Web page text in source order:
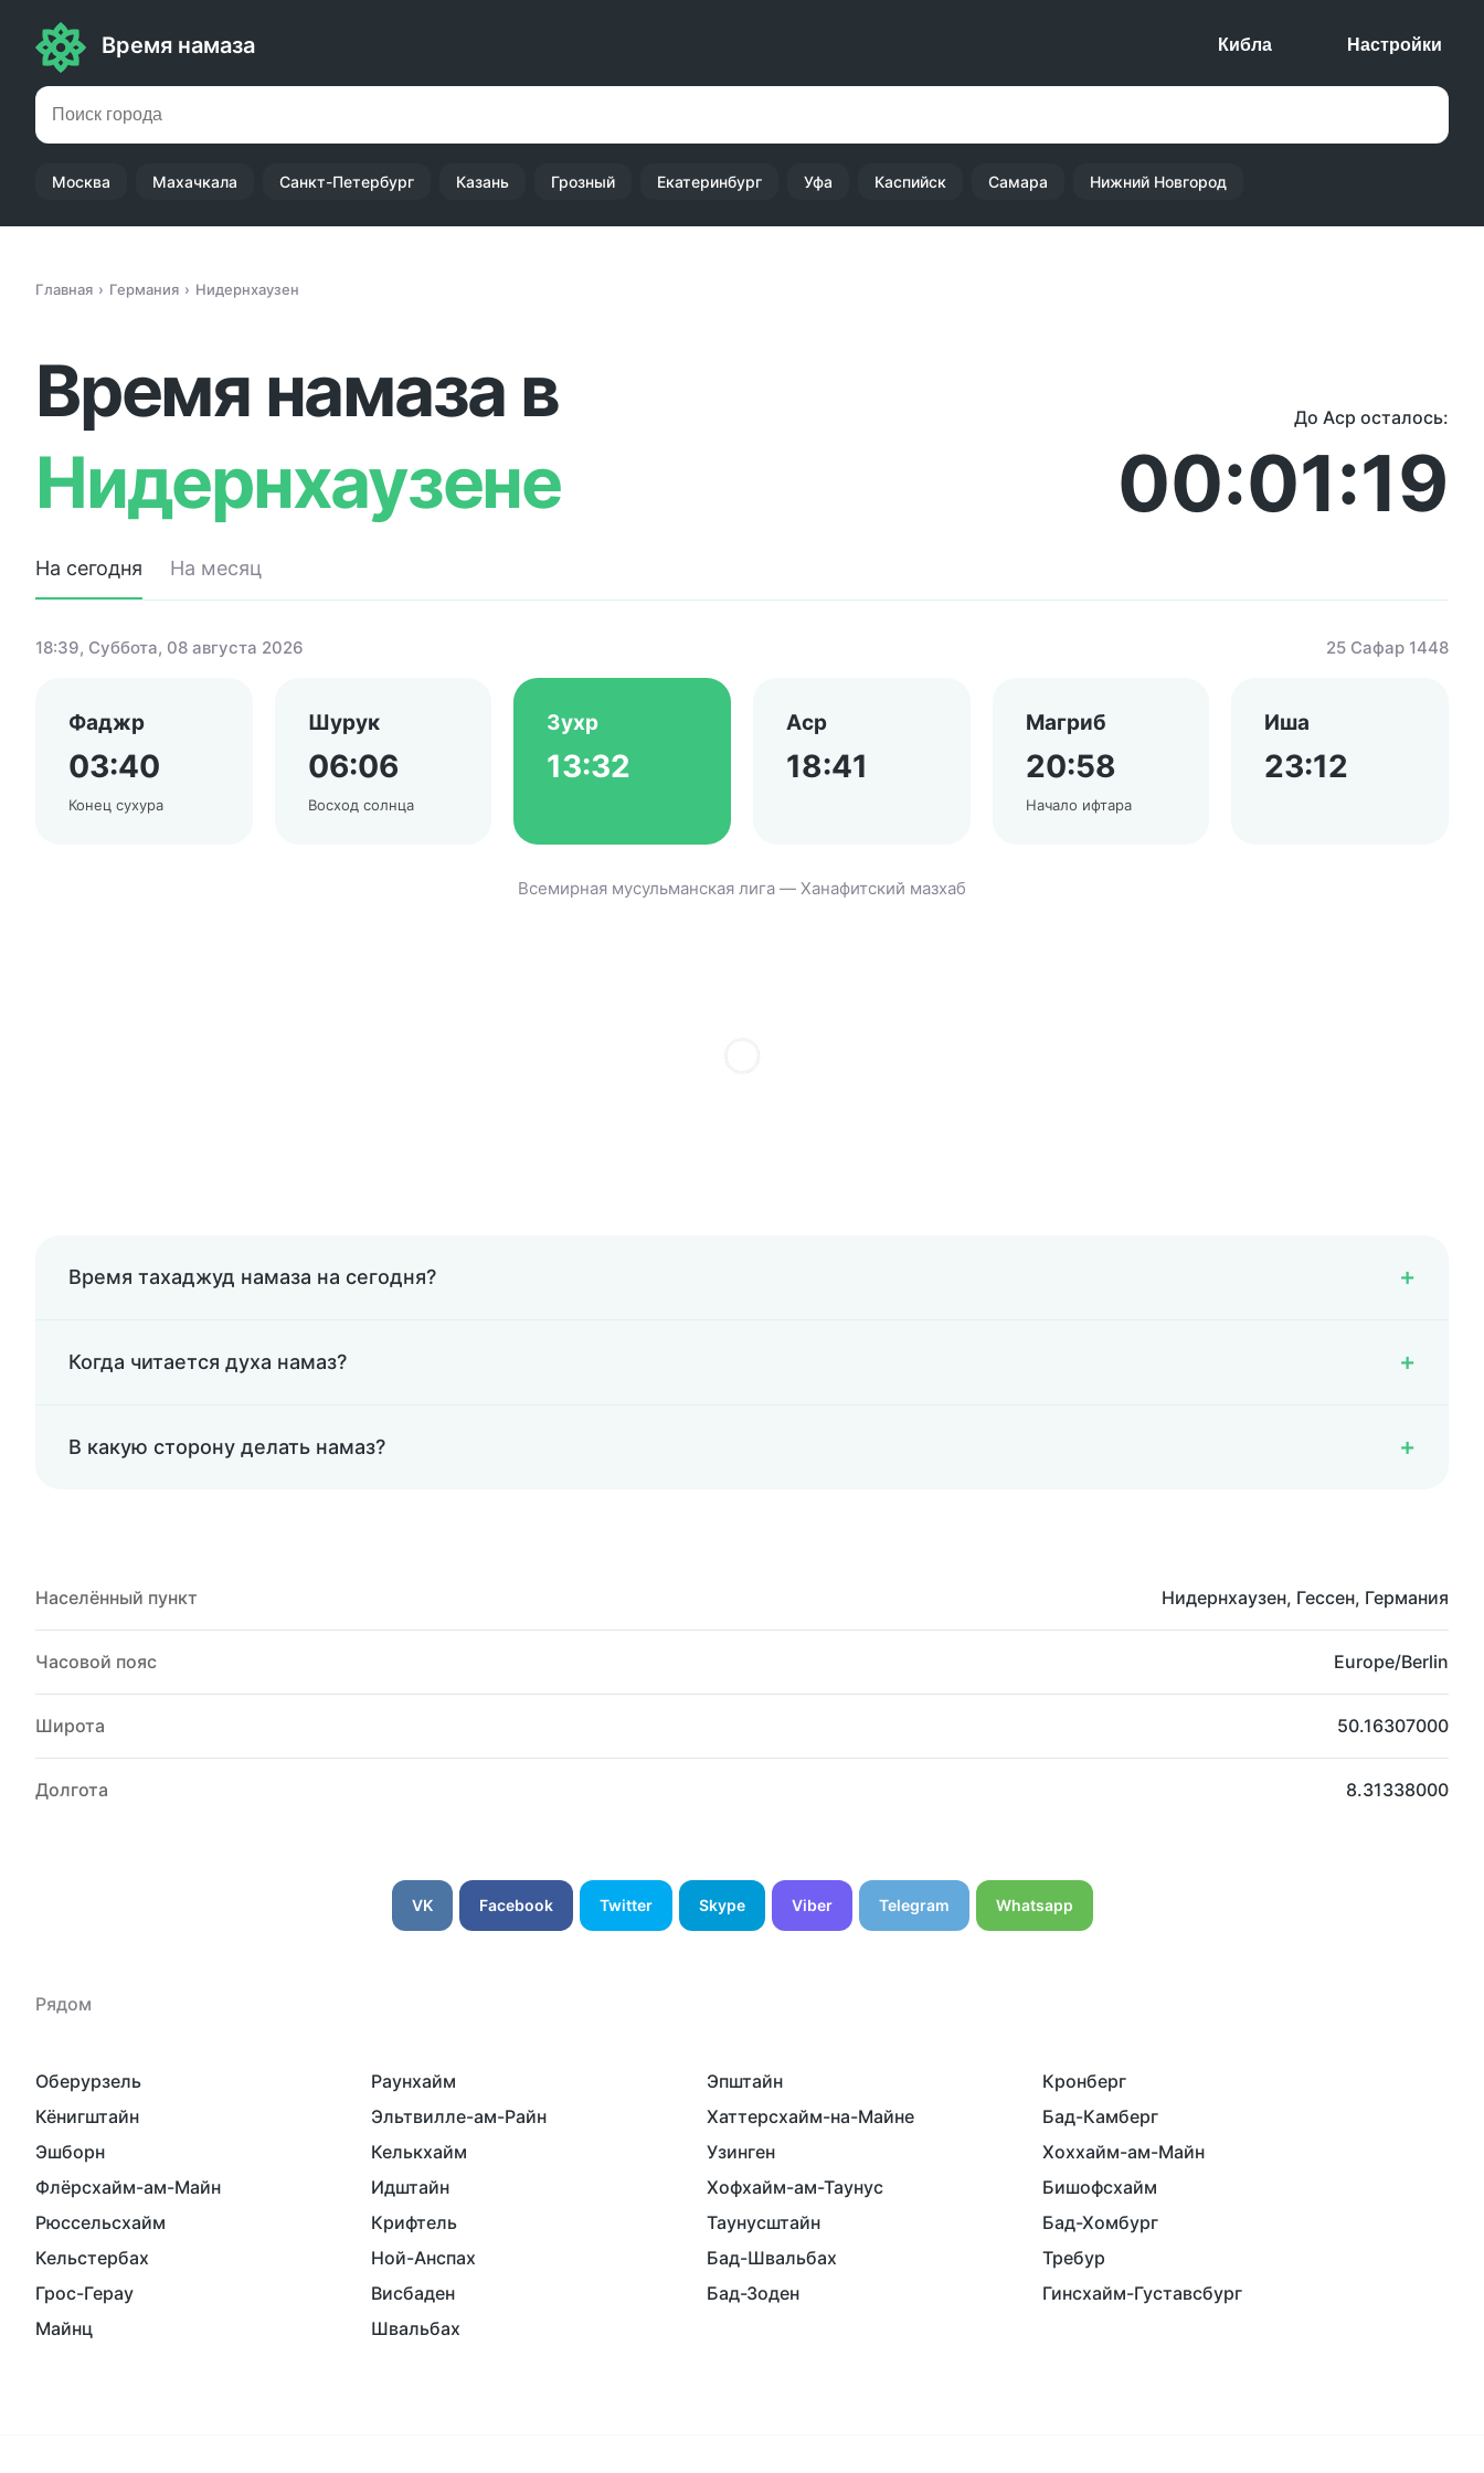
Время намаза Кибла Настройки
Москва Махачкала Санкт-Петербург Казань Грозный Екатеринбург Уфа Каспийск Самара Нижний Новгород
Главная Германия Нидернхаузен
Время намаза в
Нидернхаузене
До Аср осталось:
00:01:19
На сегодня На месяц
18:39, Суббота, 08 августа 2026 25 Сафар 1448
Фаджр
03:40
Конец сухура
Шурук
06:06
Восход солнца
Зухр
13:32
Аср
18:41
Магриб
20:58
Начало ифтара
Иша
23:12
Всемирная мусульманская лига — Ханафитский мазхаб
Время тахаджуд намаза на сегодня?
Когда читается духа намаз?
В какую сторону делать намаз?
Населённый пункт Нидернхаузен, Гессен, Германия
Часовой пояс Europe/Berlin
Широта 50.16307000
Долгота 8.31338000
VK Facebook Twitter Skype Viber Telegram Whatsapp
Рядом
Оберурзель Раунхайм Эпштайн
Кронберг
Кёнигштайн
Эльтвилле-ам-Райн Хаттерсхайм-на-Майне
Бад-Камберг
Эшборн
Келькхайм Узинген
Хоххайм-ам-Майн
Флёрсхайм-ам-Майн
Идштайн Хофхайм-ам-Таунус
Бишофсхайм
Рюссельсхайм
Крифтель Таунусштайн
Бад-Хомбург
Кельстербах
Ной-Анспах Бад-Швальбах
Требур
Грос-Герау
Висбаден Бад-Зоден
Гинсхайм-Густавсбург
Майнц
Швальбах